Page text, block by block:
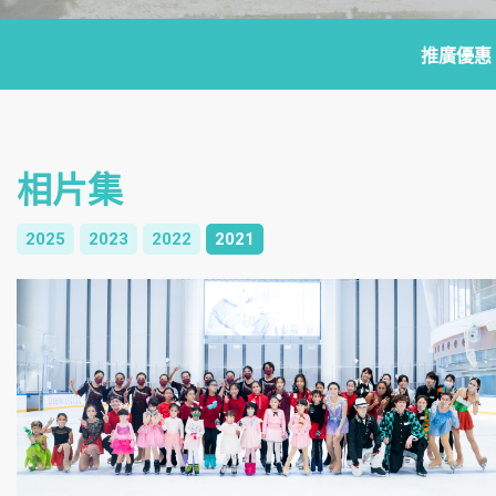
推廣優惠
相片集
2025 2023 2022 2021